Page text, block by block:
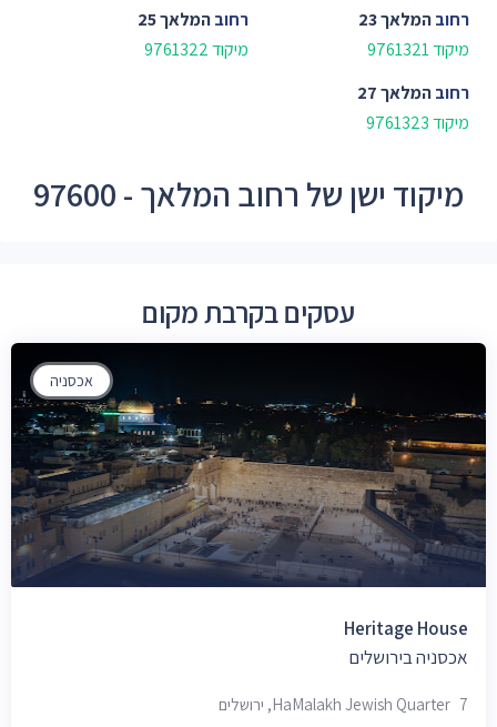
רחובהמלאך 23
מיקוד 9761321
רחובהמלאך 25
מיקוד 9761322
רחובהמלאך 27
מיקוד 9761323
מיקוד ישן של רחוב המלאך - 97600
עסקים בקרבת מקום
אכסניה
Heritage House
אכסניה בירושלים
7 HaMalakh Jewish Quarter, ירושלים